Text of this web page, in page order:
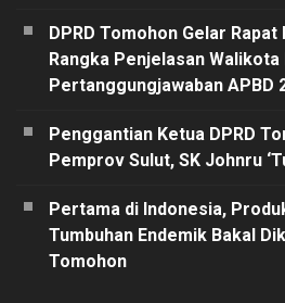
DPRD Tomohon Gelar
Rangka Penjelasan
Pertanggungjawaban APBD
Penggantian Ketua DPRD
Pemprov Sulut, SK Johnru
Pertama di Indonesia,
Tumbuhan Endemik Bakal
Tomohon